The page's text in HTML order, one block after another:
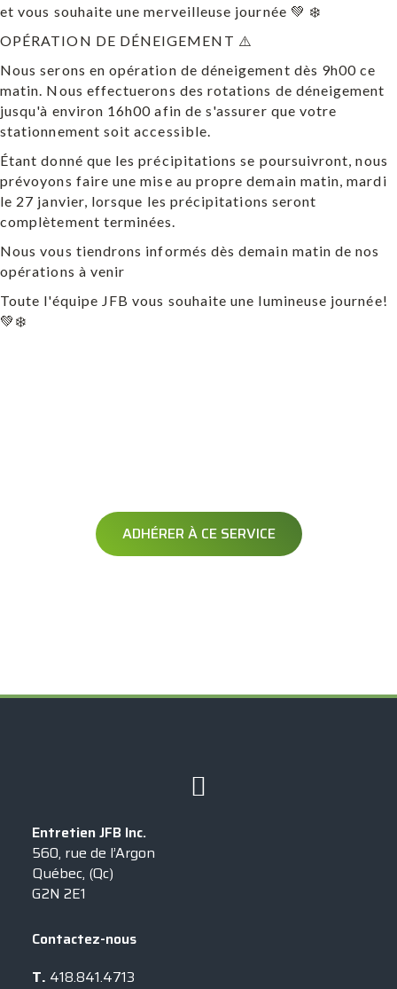
et vous souhaite une merveilleuse journée 💚 ❄️
OPÉRATION DE DÉNEIGEMENT ⚠️
Nous serons en opération de déneigement dès 9h00 ce
matin. Nous effectuerons des rotations de déneigement
jusqu'à environ 16h00 afin de s'assurer que votre
stationnement soit accessible.
Étant donné que les précipitations se poursuivront, nous
prévoyons faire une mise au propre demain matin, mardi
le 27 janvier, lorsque les précipitations seront
complètement terminées.
Nous vous tiendrons informés dès demain matin de nos
opérations à venir
Toute l'équipe JFB vous souhaite une lumineuse journée!
💚❄️
ADHÉRER À CE SERVICE
Entretien JFB Inc.
560, rue de l’Argon
Québec, (Qc)
G2N 2E1
Contactez-nous
T. 418.841.4713